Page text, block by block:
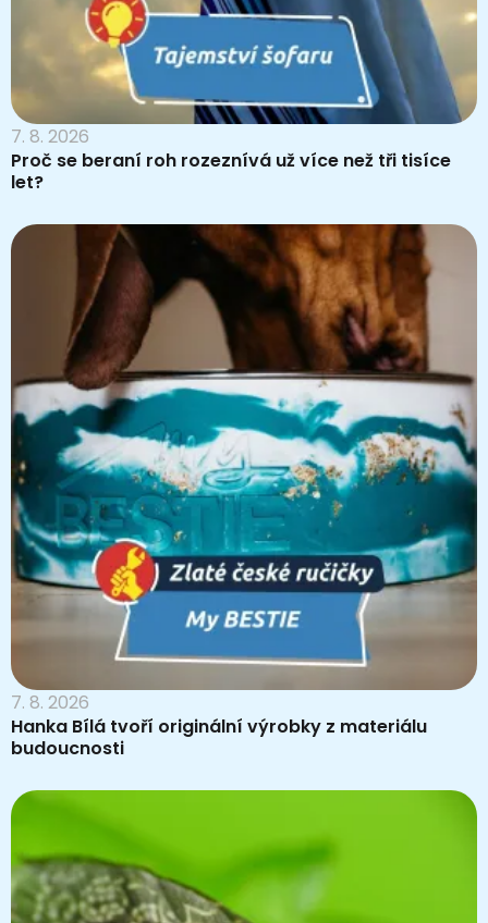
7. 8. 2026
Proč se beraní roh rozeznívá už více než tři tisíce
let?
7. 8. 2026
Hanka Bílá tvoří originální výrobky z materiálu
budoucnosti